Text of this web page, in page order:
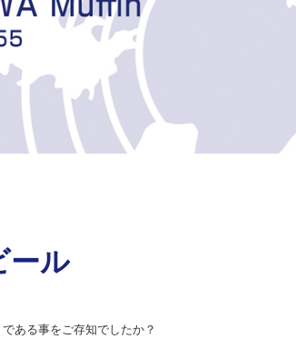
ール
ある事をご存知でしたか？